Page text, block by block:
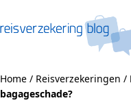
Home / Reisverzekeringen /
bagageschade?